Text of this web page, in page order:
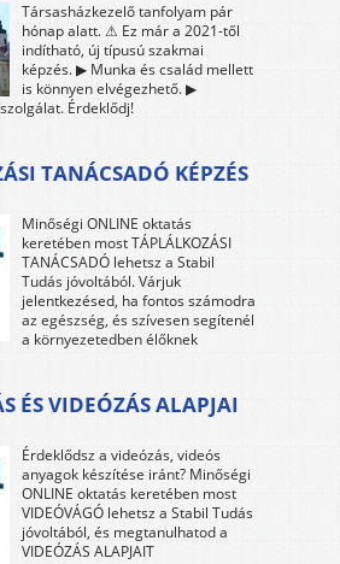
Társasházkezelő tanfolyam pár
hónap alatt. ⚠ Ez már a 2021-től
indítható, új típusú szakmai
képzés. ▶ Munka és család mellett
is könnyen elvégezhető. ▶
Érdeklődj!
TANÁCSADÓ KÉPZÉS
Minőségi ONLINE oktatás
keretében most TÁPLÁLKOZÁSI
TANÁCSADÓ lehetsz a Stabil
Tudás jóvoltából. Várjuk
jelentkezésed, ha fontos számodra
az egészség, és szívesen segítenél
a környezetedben élőknek
ÉS VIDEÓZÁS ALAPJAI
Érdeklődsz a videózás, videós
anyagok készítése iránt? Minőségi
ONLINE oktatás keretében most
VIDEÓVÁGÓ lehetsz a Stabil Tudás
jóvoltából, és megtanulhatod a
VIDEÓZÁS ALAPJAIT